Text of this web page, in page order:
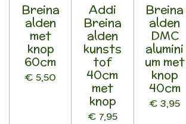
Breina
alden
met
knop
60cm
€ 5,50
Addi
Breina
alden
kunsts
tof
40cm
met
knop
€ 7,95
Breina
alden
DMC
alumini
um met
knop
40cm
€ 3,95